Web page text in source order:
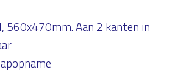
560x470mm. Aan 2 kanten in